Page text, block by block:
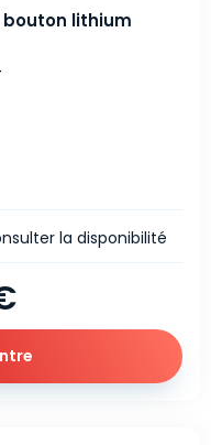
bouton lithium
la disponibilité